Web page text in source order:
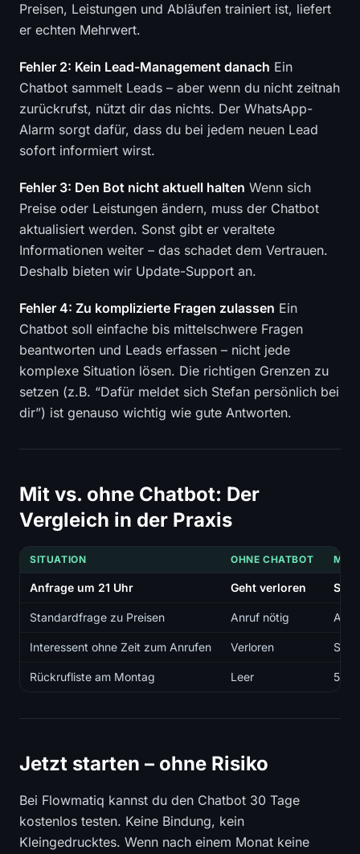
Preisen, Leistungen und Abläufen trainiert ist, liefert
er echten Mehrwert.
Fehler 2: Kein Lead-Management danach Ein
Chatbot sammelt Leads – aber wenn du nicht zeitnah
zurückrufst, nützt dir das nichts. Der WhatsApp-
Alarm sorgt dafür, dass du bei jedem neuen Lead
sofort informiert wirst.
Fehler 3: Den Bot nicht aktuell halten Wenn sich
Preise oder Leistungen ändern, muss der Chatbot
aktualisiert werden. Sonst gibt er veraltete
Informationen weiter – das schadet dem Vertrauen.
Deshalb bieten wir Update-Support an.
Fehler 4: Zu komplizierte Fragen zulassen Ein
Chatbot soll einfache bis mittelschwere Fragen
beantworten und Leads erfassen – nicht jede
komplexe Situation lösen. Die richtigen Grenzen zu
setzen (z.B. “Dafür meldet sich Stefan persönlich bei
dir”) ist genauso wichtig wie gute Antworten.
Mit vs. ohne Chatbot: Der
Vergleich in der Praxis
SITUATION OHNE CHATBOT MIT
Anfrage um 21 Uhr Geht verloren
Standardfrage zu Preisen Anruf nötig
Interessent ohne Zeit zum Anrufen Verloren
Rückrufliste am Montag Leer
Jetzt starten – ohne Risiko
Bei Flowmatiq kannst du den Chatbot 30 Tage
kostenlos testen. Keine Bindung, kein
Kleingedrucktes. Wenn nach einem Monat keine